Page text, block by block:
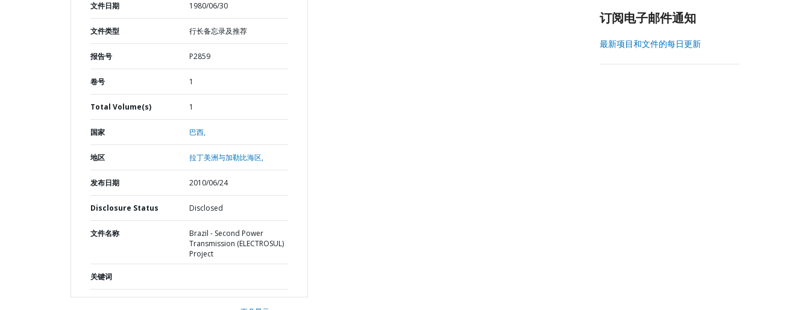
文件日期 1980/06/30
文件类型 行长备忘录及推荐
报告号 P2859
卷号 1
Total Volume(s) 1
国家 巴西,
地区 拉丁美洲与加勒比海区,
发布日期 2010/06/24
Disclosure Status Disclosed
文件名称
Brazil - Second Power
Transmission (ELECTROSUL)
Project
关键词
订阅电子邮件通知
最新项目和文件的每日更新